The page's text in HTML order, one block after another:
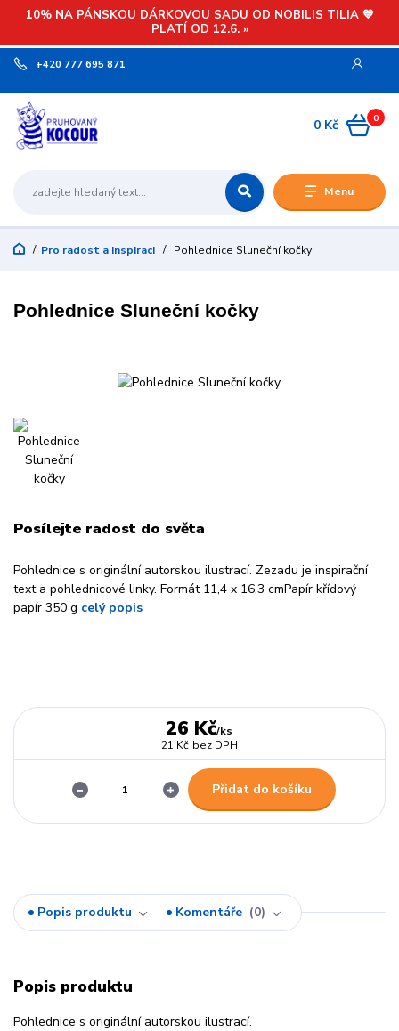
10% NA PÁNSKOU DÁRKOVOU SADU OD NOBILIS TILIA 💙
PLATÍ OD 12.6. »
Menu
+420 777 695 871
0
0 Kč
Pro radost a inspiraci Pohlednice Sluneční kočky
Pohlednice Sluneční kočky
Posílejte radost do světa
Pohlednice s originální autorskou ilustrací. Zezadu je inspirační
text a pohlednicové linky. Formát 11,4 x 16,3 cmPapír křídový
papír 350 g celý popis
26 Kč/ks
21 Kč bez DPH
Přidat do košíku
Popis produktu Komentáře 0
Popis produktu
Pohlednice s originální autorskou ilustrací.